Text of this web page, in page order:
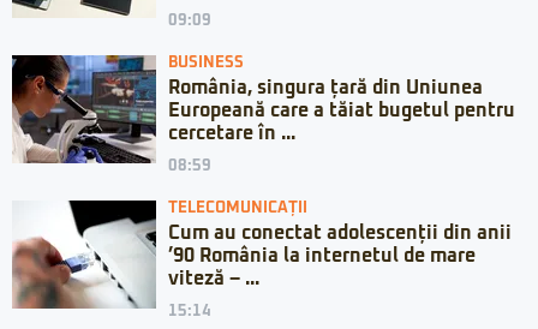
09:09
BUSINESS
România, singura țară din Uniunea
Europeană care a tăiat bugetul pentru
cercetare în ...
08:59
TELECOMUNICAȚII
Cum au conectat adolescenții din anii
’90 România la internetul de mare
viteză – ...
15:14